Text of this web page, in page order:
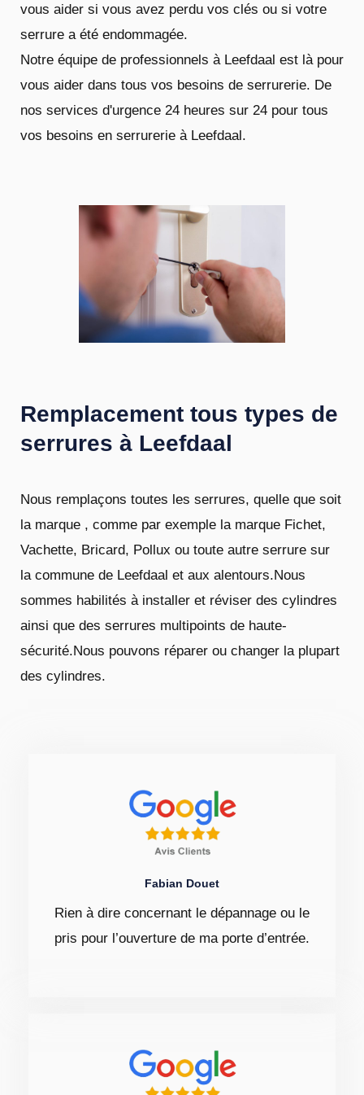
vous aider si vous avez perdu vos clés ou si votre
serrure a été endommagée.
Notre équipe de professionnels à Leefdaal est là pour
vous aider dans tous vos besoins de serrurerie. De
nos services d'urgence 24 heures sur 24 pour tous
vos besoins en serrurerie à Leefdaal.
Remplacement tous types de
serrures à Leefdaal
Nous remplaçons toutes les serrures, quelle que soit
la marque , comme par exemple la marque Fichet,
Vachette, Bricard, Pollux ou toute autre serrure sur
la commune de Leefdaal et aux alentours.Nous
sommes habilités à installer et réviser des cylindres
ainsi que des serrures multipoints de haute-
sécurité.Nous pouvons réparer ou changer la plupart
des cylindres.
Fabian Douet
Rien à dire concernant le dépannage ou le
pris pour l’ouverture de ma porte d’entrée.